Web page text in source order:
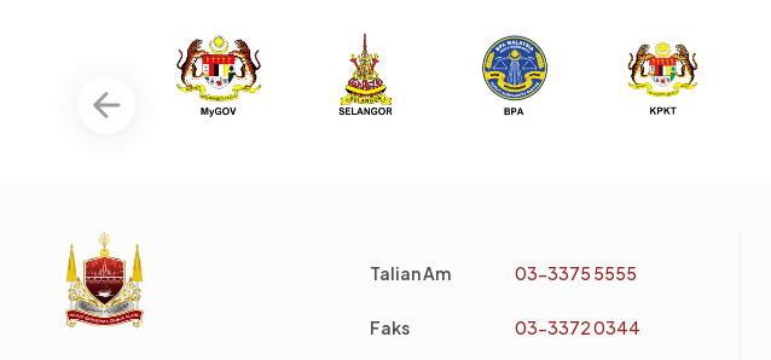
Talian Am 03-3375 5555
Faks 03-3372 0344